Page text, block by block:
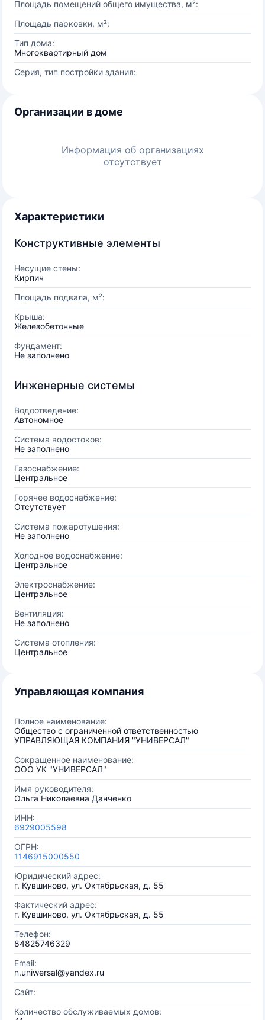
Площадь помещений общего имущества, м²:
Площадь парковки, м²:
Тип дома:
Многоквартирный дом
Серия, тип постройки здания:
Организации в доме
Информация об организациях
отсутствует
Характеристики
Конструктивные элементы
Несущие стены:
Кирпич
Площадь подвала, м²:
Крыша:
Железобетонные
Фундамент:
Не заполнено
Инженерные системы
Водоотведение:
Автономное
Система водостоков:
Не заполнено
Газоснабжение:
Центральное
Горячее водоснабжение:
Отсутствует
Система пожаротушения:
Не заполнено
Холодное водоснабжение:
Центральное
Электроснабжение:
Центральное
Вентиляция:
Не заполнено
Система отопления:
Центральное
Управляющая компания
Полное наименование:
Общество с ограниченной ответственностью
УПРАВЛЯЮЩАЯ КОМПАНИЯ "УНИВЕРСАЛ"
Сокращенное наименование:
ООО УК "УНИВЕРСАЛ"
Имя руководителя:
Ольга Николаевна Данченко
ИНН:
6929005598
ОГРН:
1146915000550
Юридический адрес:
г. Кувшиново, ул. Октябрьская, д. 55
Фактический адрес:
г. Кувшиново, ул. Октябрьская, д. 55
Телефон:
84825746329
Email:
n.uniwersal@yandex.ru
Сайт:
Количество обслуживаемых домов: